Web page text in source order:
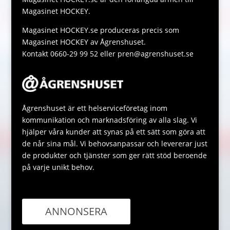
k
p
g
Magasinet HOCKEY.
Magasinet HOCKEY.se produceras precis som
Magasinet HOCKEY av Ågrenshuset.
Kontakt 0660-29 99 52 eller pren@agrenshuset.se
Ågrenshuset är ett helserviceföretag inom
kommunikation och marknadsföring av alla slag. Vi
hjälper våra kunder att synas på ett sätt som göra att
de når sina mål. Vi behovsanpassar och levererar just
de produkter och tjänster som ger rätt stöd beroende
på varje unikt behov.
ANNONSERA